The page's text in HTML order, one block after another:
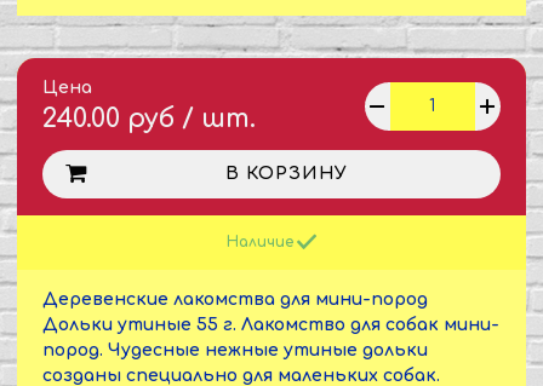
Цена
240.00 руб / шт.
В КОРЗИНУ
Наличие
Деревенские лакомства для мини-пород
Дольки утиные 55 г. Лакомство для собак мини-
пород. Чудесные нежные утиные дольки
созданы специально для маленьких собак.